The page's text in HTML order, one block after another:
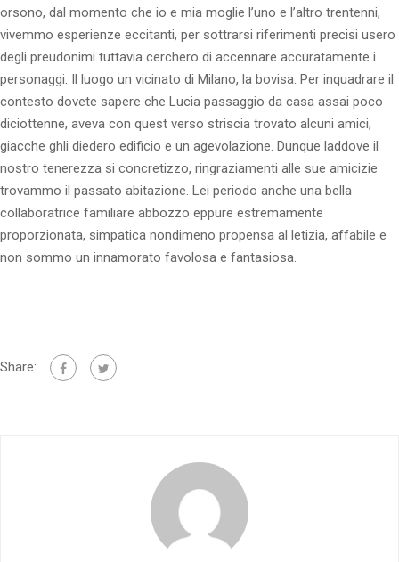
orsono, dal momento che io e mia moglie l’uno e l’altro trentenni,
vivemmo esperienze eccitanti, per sottrarsi riferimenti precisi usero
degli preudonimi tuttavia cerchero di accennare accuratamente i
personaggi. Il luogo un vicinato di Milano, la bovisa. Per inquadrare il
contesto dovete sapere che Lucia passaggio da casa assai poco
diciottenne, aveva con quest verso striscia trovato alcuni amici,
giacche ghli diedero edificio e un agevolazione. Dunque laddove il
nostro tenerezza si concretizzo, ringraziamenti alle sue amicizie
trovammo il passato abitazione. Lei periodo anche una bella
collaboratrice familiare abbozzo eppure estremamente
proporzionata, simpatica nondimeno propensa al letizia, affabile e
non sommo un innamorato favolosa e fantasiosa.
Share: